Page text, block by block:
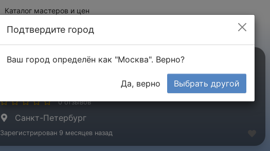
Каталог мастеров и цен
Мокрецов Алексей
0 отзывов
Санкт-Петербург
Зарегистрирован 9 месяцев назад
Подтвердите город
Ваш город определён как "Москва". Верно?
Да, верно Выбрать другой